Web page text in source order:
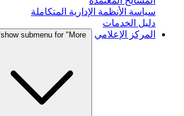
سياسة الأنظمة الإدارية المتكاملة
دليل الخدمات
المركز الإعلامي
show submenu for "More"